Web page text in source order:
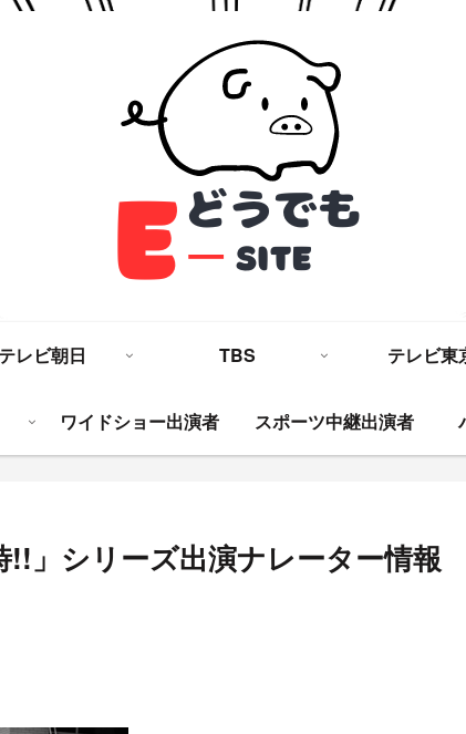
テレビ朝日 TBS テレビ東
ワイドショー出演者 スポーツ中継出演者
」シリーズ出演ナレーター情報